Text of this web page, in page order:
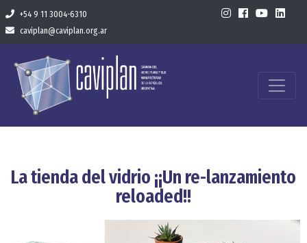
+54 9 11 3004-6310
caviplan@caviplan.org.ar
La tienda del vidrio ¡¡Un re-lanzamiento
reloaded!!